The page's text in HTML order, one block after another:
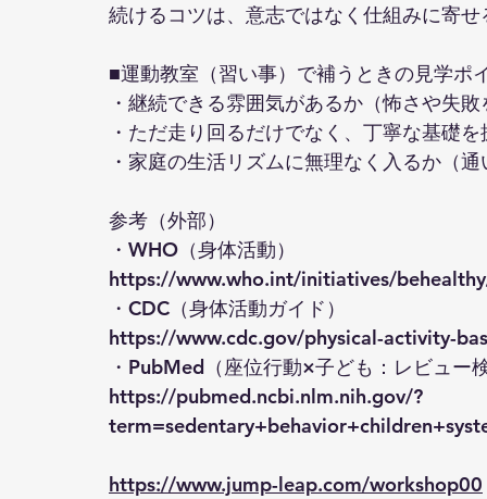
続けるコツは、意志ではなく仕組みに寄
■運動教室（習い事）で補うときの見学ポ
・継続できる雰囲気があるか（怖さや失
・ただ走り回るだけでなく、丁寧な基礎を
・家庭の生活リズムに無理なく入るか（
参考（外部）
・WHO（身体活動）
https://www.who.int/initiatives/
・CDC（身体活動ガイド）
https://www.cdc.gov/physical-activity-
・PubMed（座位行動×子ども：レビュー
https://pubmed.ncbi.nlm.nih.gov/?
https://www.jump-leap.com/workshop00